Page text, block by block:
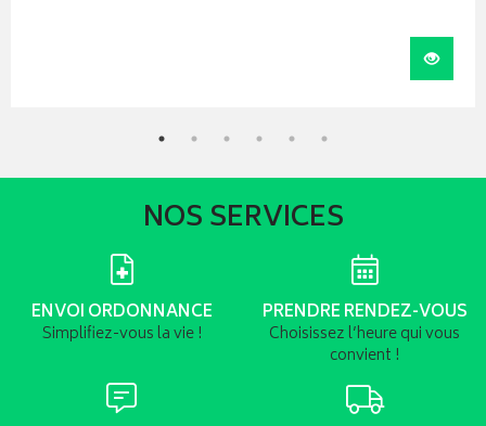
NOS SERVICES
ENVOI ORDONNANCE
Simplifiez-vous la vie !
PRENDRE RENDEZ-VOUS
Choisissez l’heure qui vous
convient !